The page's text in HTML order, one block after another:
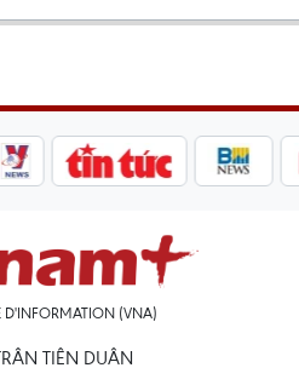
D'INFORMATION (VNA)
TIÊN DUÂN